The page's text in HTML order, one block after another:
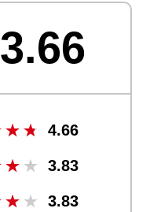
3.66
4.66
3.83
3.83